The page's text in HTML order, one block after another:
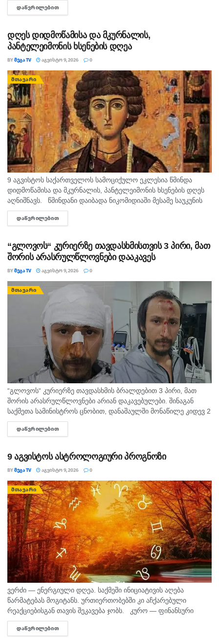
დანაშაულისთვის ნასამართლევი პირი დააკავეს. ინფორმაციას
რომ...
ᲓᲐᲬᲕᲠᲘᲚᲔᲑᲘᲗ
დღეს დიდმოწამისა და მკურნალის,
პანტელეიმონის ხსენების დღეა
BYᲛᲔᲒᲐ TV ᲐᲒᲕᲘᲡᲢᲝ 9, 2026 0
ᲛᲗᲐᲕᲐᲠᲘ
9 აგვისტოს საქართველოს სამოციქულო ეკლესია წმინდა
დიდმოწამისა და მკურნალის, პანტელეიმონის ხსენების დღეს
აღნიშნავს. წმინდანი დაიბადა ნიკომიდიაში მესამე საუკუნის
მეორე ნახევარში. არ არსებობს ტაძარი, რომელშიც არ იყოს
დაბრძანებული ნიკომიდიელი მკურნალის,...
ᲓᲐᲬᲕᲠᲘᲚᲔᲑᲘᲗ
“გლოვოს“ კურიერზე თავდასხმისთვის 3 პირი, მათ
შორის არასრულწლოვნები დააკავეს
BYᲛᲔᲒᲐ TV ᲐᲒᲕᲘᲡᲢᲝ 9, 2026 0
ᲛᲗᲐᲕᲐᲠᲘ
“გლოვოს“ კურიერზე თავდასხმის ბრალდებით 3 პირი, მათ
შორის არასრულწლოვნები არიან დაკავებულები. შინაგან
საქმეთა სამინისტროს ცნობით, დანაშაულში მონაწილე კიდევ 2
პირის დაკავების მიზნით შესაბამისი ღონისძიებები ტარდება.
შინაგან საქმეთა სამინისტროს თბილისის პოლიციის
ᲓᲐᲬᲕᲠᲘᲚᲔᲑᲘᲗ
9 აგვისტოს ასტროლოგიური პროგნოზი
BYᲛᲔᲒᲐ TV ᲐᲒᲕᲘᲡᲢᲝ 9, 2026 0
ᲛᲗᲐᲕᲐᲠᲘ
ვერძი — ენერგიული დღეა. საქმეში ინიციატივის აღება
წარმატებას მოგიტანს. ურთიერთობებში კი აჩქარებული
რეაქციებისგან თავის შეკავება ჯობს. კურო — ფინანსური
საკითხების მოსაგვარებლად კარგი დღეა. შეიძლება
საინტერესო შესაძლებლობა გამოჩნდეს. პირად ცხოვრებაში...
ᲓᲐᲬᲕᲠᲘᲚᲔᲑᲘᲗ